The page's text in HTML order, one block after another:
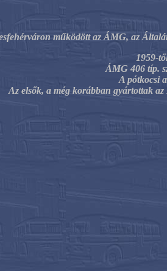
működött az ÁMG, az
1959-
ÁMG 406 típ.
A pótkocsi
Az elsők, a még korábban gyártottak